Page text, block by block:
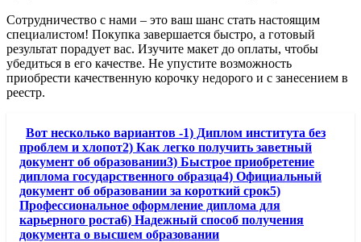
Сотрудничество с нами – это ваш шанс стать настоящим
специалистом! Покупка завершается быстро, а готовый
результат порадует вас. Изучите макет до оплаты, чтобы
убедиться в его качестве. Не упустите возможность
приобрести качественную корочку недорого и с занесением в
реестр.
Вот несколько вариантов -1) Диплом института без
проблем и хлопот2) Как легко получить заветный
документ об образовании3) Быстрое приобретение
диплома государственного образца4) Официальный
документ об образовании за короткий срок5)
Профессиональное оформление диплома для
карьерного роста6) Надежный способ получения
документа о высшем образовании